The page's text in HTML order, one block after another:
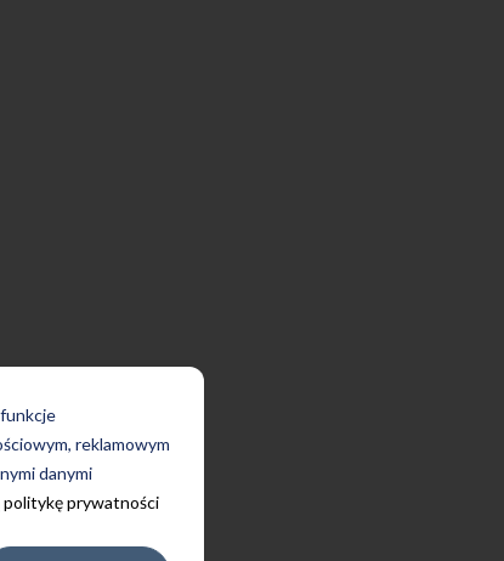
reklamowym
danymi
politykę prywatności